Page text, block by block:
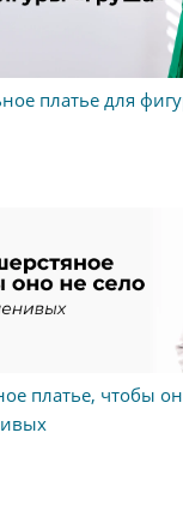
платье для
платье, чтобы